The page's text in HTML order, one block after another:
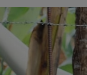
K L
U W
帽子